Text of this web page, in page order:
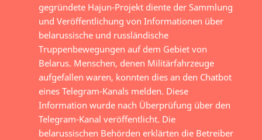
gegründete Hajun-Projekt diente der Sammlung
und Veröffentlichung von Informationen über
belarussische und russländische
Truppenbewegungen auf dem Gebiet von
Belarus. Menschen, denen Militärfahrzeuge
aufgefallen waren, konnten dies an den Chatbot
eines Telegram-Kanals melden. Diese
Information wurde nach Überprüfung über den
Telegram-Kanal veröffentlicht. Die
belarussischen Behörden erklärten die Betreiber